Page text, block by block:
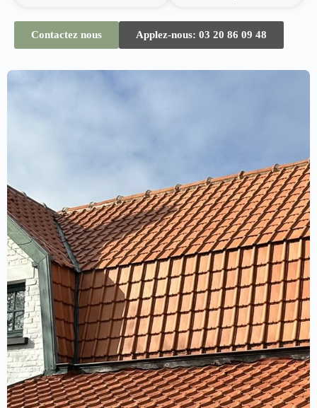
Contactez nous Applez-nous: 03 20 86 09 48